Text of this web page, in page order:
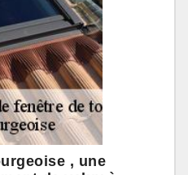
, une